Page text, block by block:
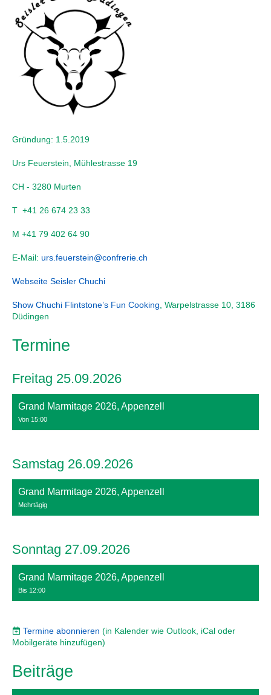
Gründung: 1.5.2019
Urs Feuerstein, Mühlestrasse 19
CH - 3280 Murten
T +41 26 674 23 33
M +41 79 402 64 90
E-Mail: urs.feuerstein@confrerie.ch
Webseite Seisler Chuchi
Show Chuchi Flintstone’s Fun Cooking , Warpelstrasse 10, 3186
Düdingen
Termine
Freitag 25.09.2026
Grand Marmitage 2026, Appenzell
Von 15:00
Samstag 26.09.2026
Grand Marmitage 2026, Appenzell
Mehrtägig
Sonntag 27.09.2026
Grand Marmitage 2026, Appenzell
Bis 12:00
Termine abonnieren (in Kalender wie Outlook, iCal oder
Mobilgeräte hinzufügen)
Beiträge